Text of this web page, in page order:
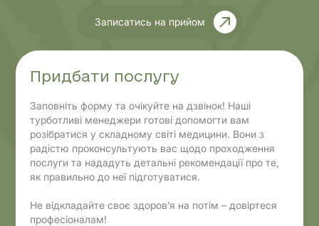
Записатись на прийом
Придбати послугу
Заповніть форму та очікуйте на дзвінок! Наші
турботливі менеджери готові допомогти вам
розібратися у складному світі медицини. Вони з
радістю проконсультують вас щодо проходження
послуги та нададуть детальні рекомендації про те,
як правильно до неї підготуватися.
Не відкладайте своє здоров’я на потім – довіртеся
професіоналам!